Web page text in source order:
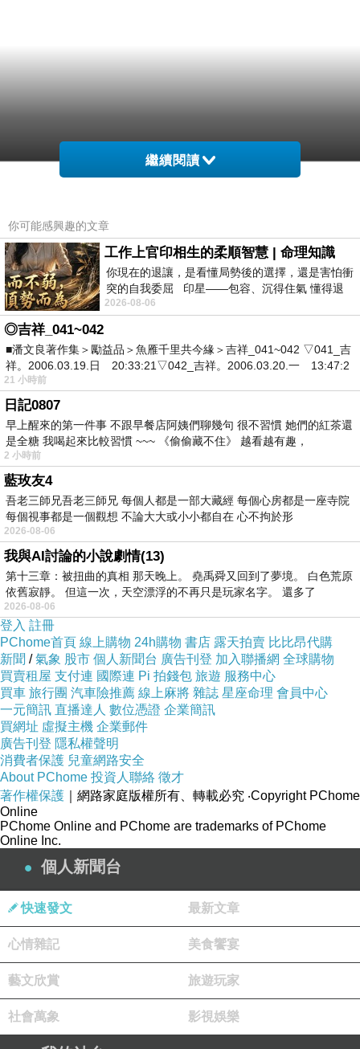
繼續閱讀
你可能感興趣的文章
工作上官印相生的柔順智慧 | 命理知識
你現在的退讓，是看懂局勢後的選擇，還是害怕衝
突的自我委屈 印星——包容、沉得住氣 懂得退
一步觀察，不會
2026-08-06
◎吉祥_041~042
■潘文良著作集＞勵益品＞魚雁千里共今緣＞吉祥_041~042 ▽041_吉
祥。2006.03.19.日 20:33:21▽042_吉祥。2006.03.20.一 13:47:2
21 小時前
日記0807
早上醒來的第一件事 不跟早餐店阿姨們聊幾句 很不習慣 她們的紅茶還
是全糖 我喝起來比較習慣 ~~~ 《偷偷藏不住》 越看越有趣，
2 小時前
藍玫友4
吾老三師兄吾老三師兄 每個人都是一部大藏經 每個心房都是一座寺院
每個視事都是一個觀想 不論大大或小小都自在 心不拘於形
2026-08-06
我與AI討論的小說劇情(13)
第十三章：被扭曲的真相 那天晚上。 堯禹舜又回到了夢境。 白色荒原
依舊寂靜。 但這一次，天空漂浮的不再只是玩家名字。 還多了
2026-08-06
登入 註冊
PChome首頁 線上購物 24h購物 書店 露天拍賣 比比昂代購
新聞 /氣象 股市 個人新聞台 廣告刊登 加入聯播網 全球購物
買賣租屋 支付連 國際連 Pi 拍錢包 旅遊 服務中心
買車 旅行團 汽車險推薦 線上麻將 雜誌 星座命理 會員中心
一元簡訊 直播達人 數位憑證 企業簡訊
買網址 虛擬主機 企業郵件
廣告刊登 隱私權聲明
消費者保護 兒童網路安全
About PChome 投資人聯絡 徵才
著作權保護 ｜網路家庭版權所有、轉載必究 ‧Copyright PChome
Online
PChome Online and PChome are trademarks of PChome
Online Inc.
個人新聞台
快速發文 最新文章
心情雜記 美食饗宴
藝文欣賞 旅遊玩家
社會萬象 影視娛樂